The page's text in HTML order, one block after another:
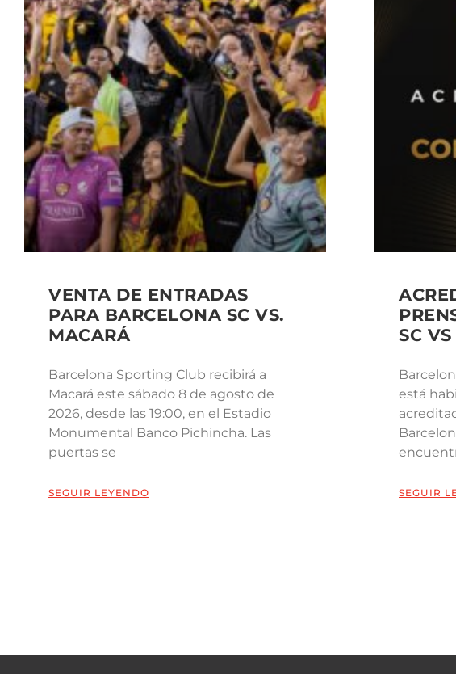
VENTA DE ENTRADAS
PARA BARCELONA SC VS.
MACARÁ
Barcelona Sporting Club recibirá a
Macará este sábado 8 de agosto de
2026, desde las 19:00, en el Estadio
Monumental Banco Pichincha. Las
puertas se
SEGUIR LEYENDO
SC
está
SEGUIR